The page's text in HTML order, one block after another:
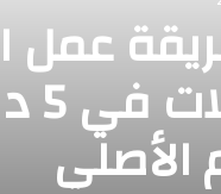
عمل
الأصلي